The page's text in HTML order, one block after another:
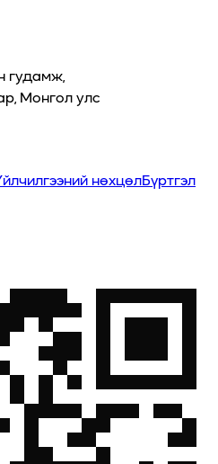
гудамж,
Монгол улс
нөхцөлБүртгэл